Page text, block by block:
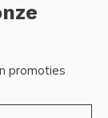
promoties